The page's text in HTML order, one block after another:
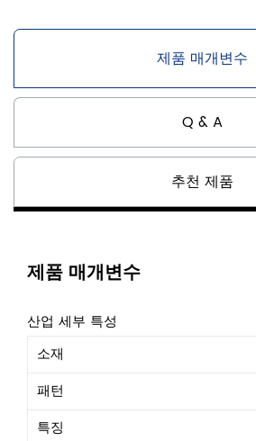
제품 매개변수
Q & A
추천 제품
제품 매개변수
산업 세부 특성
소재
패턴
특징